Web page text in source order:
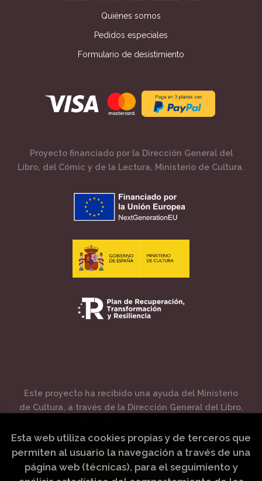
Quiénes somos
Pedidos especiales
Formulario de desistimiento
Proyecto financiado por la Dirección General del
Libro, del Cómic y de la Lectura, Ministerio de Cultura.
Este proyecto ha recibido una ayuda del Ministerio
de Cultura, a través de la Dirección General del Libro,
Esta web utiliza cookies propias y de terceros que
permiten al usuario la navegación a través de una
página web (técnicas), para el seguimiento y